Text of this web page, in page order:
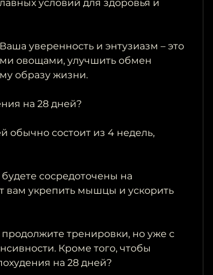
условий для здоровья и
уверенность и энтузиазм – это
овощами, улучшить обмен
образу жизни.
на 28 дней?
обычно состоит из 4 недель,
сосредоточены на
вам укрепить мышцы и ускорить
тренировки, но уже с
Кроме того, чтобы
на 28 дней?